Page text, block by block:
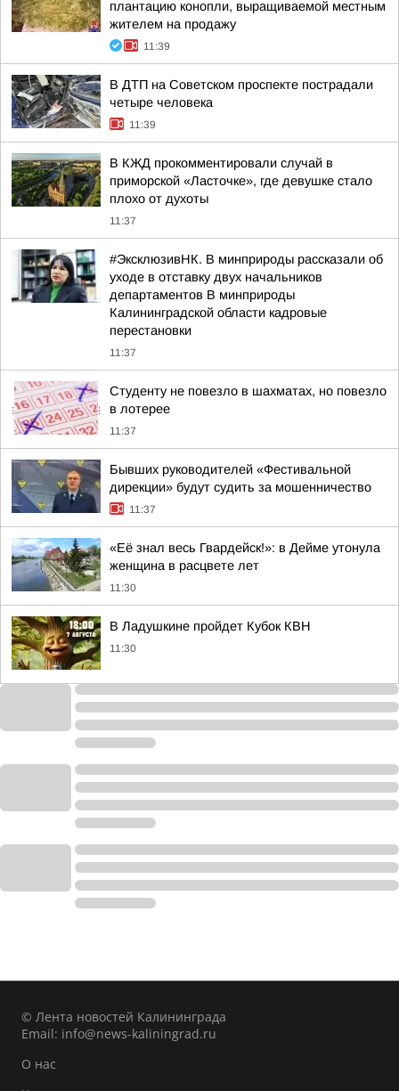
плантацию конопли, выращиваемой местным
жителем на продажу
11:39
В ДТП на Советском проспекте пострадали
четыре человека
11:39
В КЖД прокомментировали случай в
приморской «Ласточке», где девушке стало
плохо от духоты
11:37
#ЭксклюзивНК. В минприроды рассказали об
уходе в отставку двух начальников
департаментов В минприроды
Калининградской области кадровые
перестановки
11:37
Студенту не повезло в шахматах, но повезло
в лотерее
11:37
Бывших руководителей «Фестивальной
дирекции» будут судить за мошенничество
11:37
«Её знал весь Гвардейск!»: в Дейме утонула
женщина в расцвете лет
11:30
В Ладушкине пройдет Кубок КВН
11:30
© Лента новостей Калининграда
Email: info@news-kaliningrad.ru
О нас